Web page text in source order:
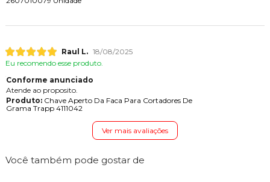
Raul L. 18/08/2025
Eu recomendo esse produto.
Conforme anunciado
Atende ao proposito.
Produto:Chave Aperto Da Faca Para Cortadores De
Grama Trapp 4111042
Ver mais avaliações
Você também pode gostar de